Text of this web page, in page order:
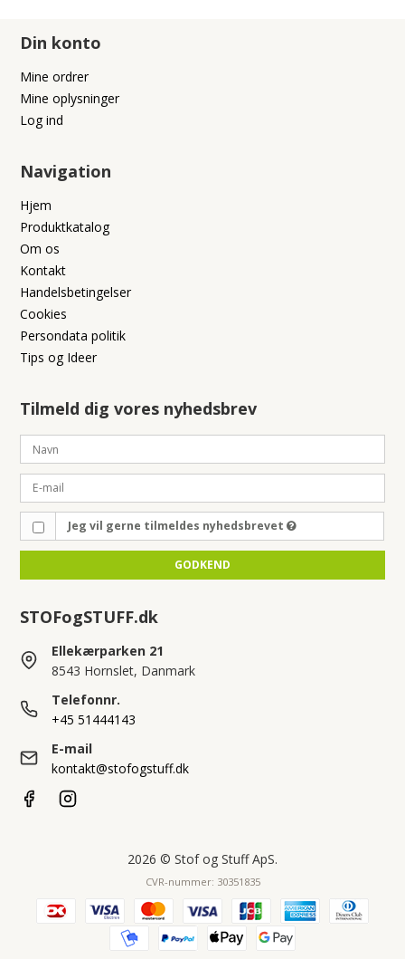
Din konto
Mine ordrer
Mine oplysninger
Log ind
Navigation
Hjem
Produktkatalog
Om os
Kontakt
Handelsbetingelser
Cookies
Persondata politik
Tips og Ideer
Tilmeld dig vores nyhedsbrev
Jeg vil gerne tilmeldes nyhedsbrevet
GODKEND
STOFogSTUFF.dk
Ellekærparken 21
8543 Hornslet, Danmark
Telefonnr.
+45 51444143
E-mail
kontakt@stofogstuff.dk
2026 © Stof og Stuff ApS.
CVR-nummer: 30351835